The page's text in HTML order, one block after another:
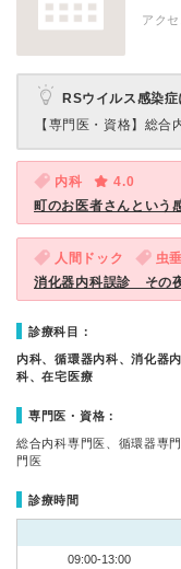
アク
RSウイルス感染症
【専門医・資格】 総合
内科
4.0
町のお医者さんという
人間ドック 虫
消化器内科誤診 その
診療科目：
内科、循環器内科、消化器
科、在宅医療
専門医・資格：
総合内科専門医、循環器専
門医
診療時間
09:00-13:00